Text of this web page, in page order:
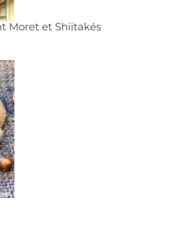
Moret et Shiitakés